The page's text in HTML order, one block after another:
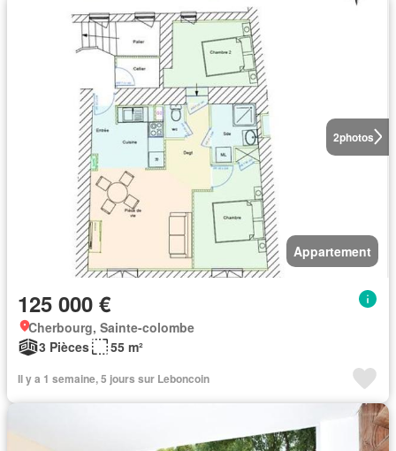
2photos
Appartement
125 000 €
Cherbourg, Sainte-colombe
3 Pièces
55 m²
Il y a 1 semaine, 5 jours sur Leboncoin